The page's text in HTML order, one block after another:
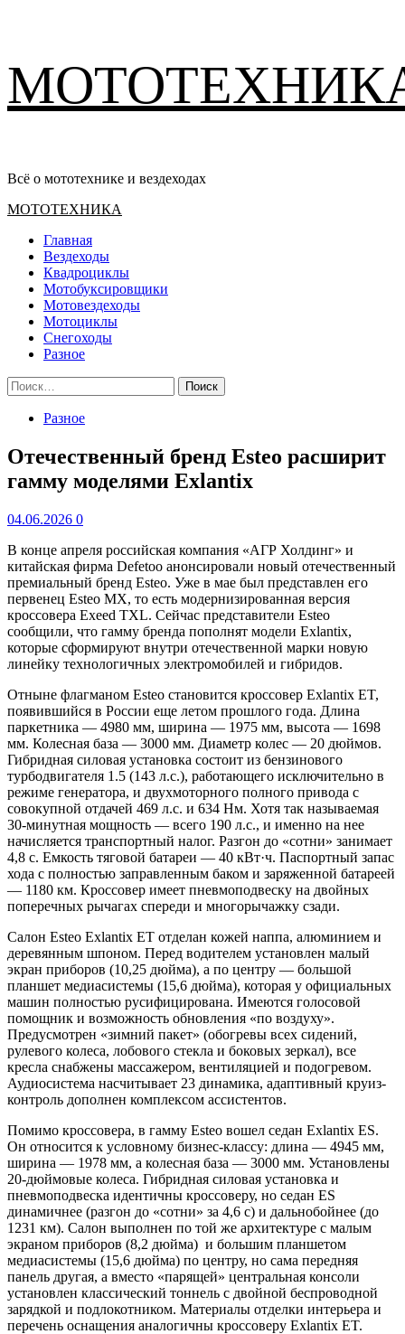
содержимому
Всё о мототехнике и вездеходах
Основное
МОТОТЕХНИКА
Главная
Вездеходы
Квадроциклы
Мотобуксировщики
Мотовездеходы
Мотоциклы
Снегоходы
Разное
Найти:
Разное
Отечественный бренд Esteo расширит
гамму моделями Exlantix
04.06.2026 0
В конце апреля российская компания «АГР Холдинг» и
китайская фирма Defetoo анонсировали новый отечественный
премиальный бренд Esteo. Уже в мае был представлен его
первенец Esteo MX, то есть модернизированная версия
кроссовера Exeed TXL. Сейчас представители Esteo
сообщили, что гамму бренда пополнят модели Exlantix,
которые сформируют внутри отечественной марки новую
линейку технологичных электромобилей и гибридов.
Отныне флагманом Esteo становится кроссовер Exlantix ET,
появившийся в России еще летом прошлого года. Длина
паркетника — 4980 мм, ширина — 1975 мм, высота — 1698
мм. Колесная база — 3000 мм. Диаметр колес — 20 дюймов.
Гибридная силовая установка состоит из бензинового
турбодвигателя 1.5 (143 л.с.), работающего исключительно в
режиме генератора, и двухмоторного полного привода с
совокупной отдачей 469 л.с. и 634 Нм. Хотя так называемая
30-минутная мощность — всего 190 л.с., и именно на нее
начисляется транспортный налог. Разгон до «сотни» занимает
4,8 с. Емкость тяговой батареи — 40 кВт·ч. Паспортный запас
хода с полностью заправленным баком и заряженной батареей
— 1180 км. Кроссовер имеет пневмоподвеску на двойных
поперечных рычагах спереди и многорычажку сзади.
Салон Esteo Exlantix ET отделан кожей наппа, алюминием и
деревянным шпоном. Перед водителем установлен малый
экран приборов (10,25 дюйма), а по центру — большой
планшет медиасистемы (15,6 дюйма), которая у официальных
машин полностью русифицирована. Имеются голосовой
помощник и возможность обновления «по воздуху».
Предусмотрен «зимний пакет» (обогревы всех сидений,
рулевого колеса, лобового стекла и боковых зеркал), все
кресла снабжены массажером, вентиляцией и подогревом.
Аудиосистема насчитывает 23 динамика, адаптивный круиз-
контроль дополнен комплексом ассистентов.
Помимо кроссовера, в гамму Esteo вошел седан Exlantix ES.
Он относится к условному бизнес-классу: длина — 4945 мм,
ширина — 1978 мм, а колесная база — 3000 мм. Установлены
20-дюймовые колеса. Гибридная силовая установка и
пневмоподвеска идентичны кроссоверу, но седан ES
динамичнее (разгон до «сотни» за 4,6 с) и дальнобойнее (до
1231 км). Салон выполнен по той же архитектуре с малым
экраном приборов (8,2 дюйма) и большим планшетом
медиасистемы (15,6 дюйма) по центру, но сама передняя
панель другая, а вместо «парящей» центральная консоли
установлен классический тоннель с двойной беспроводной
зарядкой и подлокотником. Материалы отделки интерьера и
перечень оснащения аналогичны кроссоверу Exlantix ET.